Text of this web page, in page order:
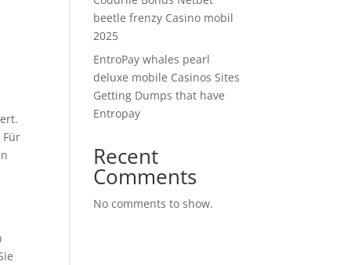
beetle frenzy Casino mobil
2025
EntroPay whales pearl
deluxe mobile Casinos Sites
Getting Dumps that have
Entropay
Recent
Comments
No comments to show.